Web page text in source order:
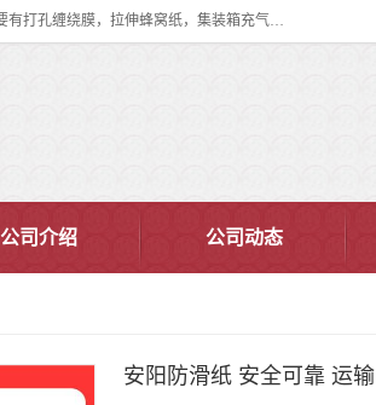
双忠包装材料（苏州）有限公司是上海双忠包装材料设立在苏州太仓的生产基地，占地约2万平米，产品主要有打孔缠绕膜，拉伸蜂窝纸，集装箱充气袋，滑托板，打包带，裹包网兜，防滑纸等箱体和托盘的运输和保护性包材。固永包材®，GooYon Pack®，是我们保护性包装材料的专属品牌。
公司介绍 公司动态
安阳防滑纸 安全可靠 运输